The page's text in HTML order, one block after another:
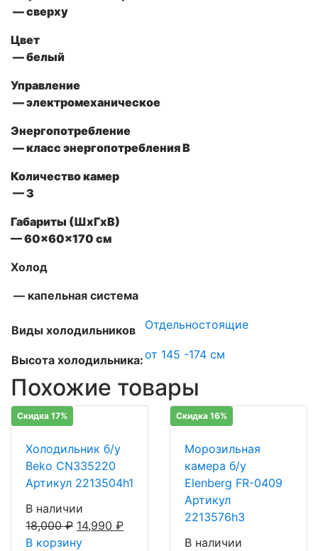
— сверху
Цвет
— белый
Управление
— электромеханическое
Энергопотребление
— класс энергопотребления В
Количество камер
— 3
Габариты (ШxГxВ)
— 60x60x170 см
Холод
— капельная система
Виды холодильников Отдельностоящие
Высота холодильника:от 145 -174 см
Похожие товары
Скидка 17%
Холодильник б/у
Beko CN335220
Артикул 2213504h1
В наличии
18,000₽ 14,990 ₽
В корзину
Скидка 16%
Морозильная
камера б/у
Elenberg FR-0409
Артикул
2213576h3
В наличии